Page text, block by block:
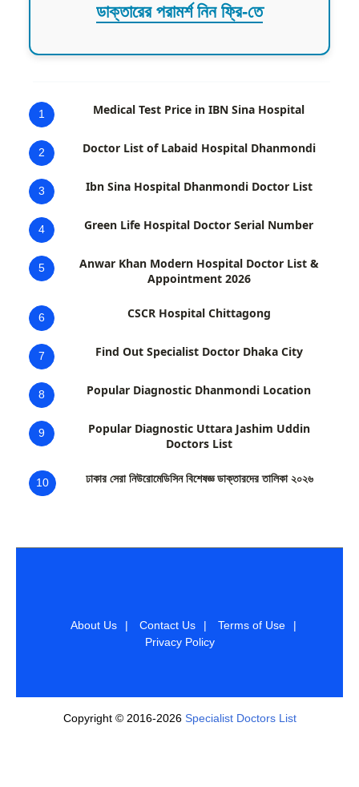
ডাক্তারের পরামর্শ নিন ফ্রি-তে
1 Medical Test Price in IBN Sina Hospital
2 Doctor List of Labaid Hospital Dhanmondi
3 Ibn Sina Hospital Dhanmondi Doctor List
4 Green Life Hospital Doctor Serial Number
5
Anwar Khan Modern Hospital Doctor List &
Appointment 2026
6 CSCR Hospital Chittagong
7 Find Out Specialist Doctor Dhaka City
8 Popular Diagnostic Dhanmondi Location
9
Popular Diagnostic Uttara Jashim Uddin
Doctors List
10 ঢাকার সেরা নিউরোমেডিসিন বিশেষজ্ঞ ডাক্তারদের তালিকা ২০২৬
About Us | Contact Us | Terms of Use
|
Privacy Policy
Copyright © 2016-2026 Specialist Doctors List